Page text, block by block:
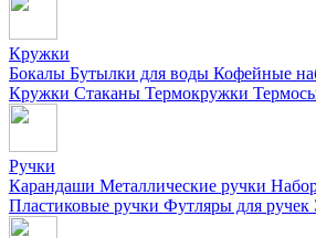
Кружки
Бокалы Бутылки для воды Кофейные
Кружки Стаканы Термокружки
Ручки
Карандаши Металлические ручки
Пластиковые ручки Футляры для ручек